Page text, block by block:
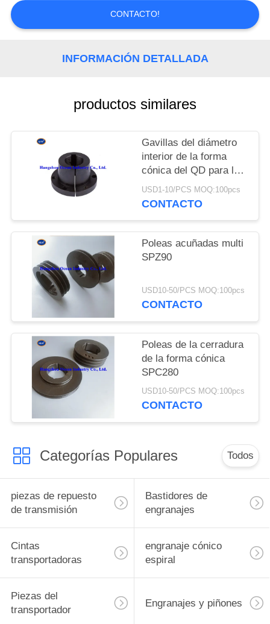
PIDA
UNA
SITIO
PRIVACY
POLICY
CONTACTO!
INFORMACIÓN DETALLADA
productos similares
Gavillas del diámetro
interior de la forma
cónica del QD para la
polea de correa de V
USD1-10/PCS MOQ:100pcs
CONTACTO
Poleas acuñadas multi
SPZ90
USD10-50/PCS MOQ:100pcs
CONTACTO
Poleas de la cerradura
de la forma cónica
SPC280
USD10-50/PCS MOQ:100pcs
CONTACTO
Categorías Populares Todos
piezas de repuesto
de transmisión
Bastidores de
engranajes
Cintas
transportadoras
engranaje cónico
espiral
Piezas del
transportador
Engranajes y piñones